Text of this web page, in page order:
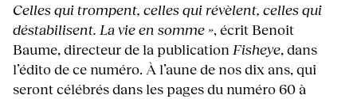
Celles qui trompent, celles qui révèlent, celles qui
déstabilisent. La vie en somme », écrit Benoit
Baume, directeur de la publication Fisheye, dans
l’édito de ce numéro. À l’aune de nos dix ans, qui
seront célébrés dans les pages du numéro 60 à